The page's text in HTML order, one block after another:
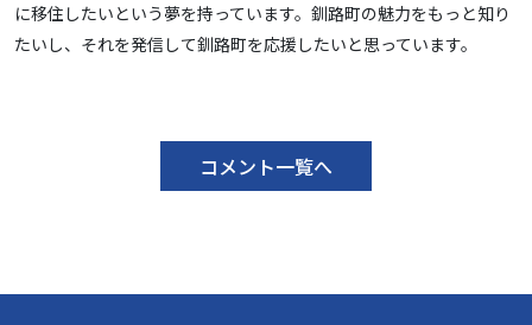
に移住したいという夢を持っています。釧路町の魅力をもっと知り
たいし、それを発信して釧路町を応援したいと思っています。
コメント一覧へ